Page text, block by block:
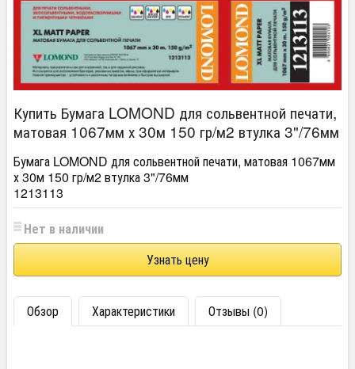
Купить Бумага LOMOND для сольвентной печати,
матовая 1067мм х 30м 150 гр/м2 втулка 3"/76мм
Бумага LOMOND для сольвентной печати, матовая 1067мм
х 30м 150 гр/м2 втулка 3"/76мм
1213113
Нет в наличии
Узнать цену
Обзор Характеристики Отзывы (0)